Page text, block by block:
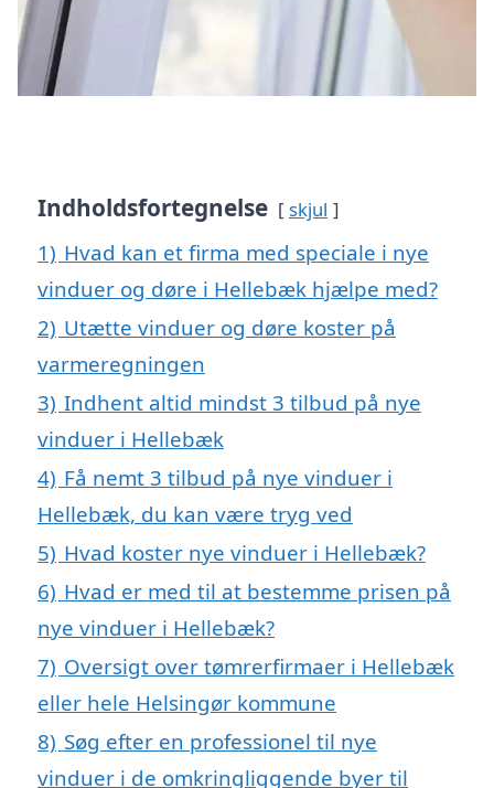
Indholdsfortegnelse skjul
1) Hvad kan et firma med speciale i nye
vinduer og døre i Hellebæk hjælpe med?
2) Utætte vinduer og døre koster på
varmeregningen
3) Indhent altid mindst 3 tilbud på nye
vinduer i Hellebæk
4) Få nemt 3 tilbud på nye vinduer i
Hellebæk, du kan være tryg ved
5) Hvad koster nye vinduer i Hellebæk?
6) Hvad er med til at bestemme prisen på
nye vinduer i Hellebæk?
7) Oversigt over tømrerfirmaer i Hellebæk
eller hele Helsingør kommune
8) Søg efter en professionel til nye
vinduer i de omkringliggende byer til